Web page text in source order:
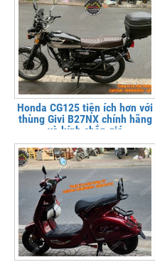
Honda CG125 tiện ích hơn với
thùng Givi B27NX chính hãng
và kính chắn gió